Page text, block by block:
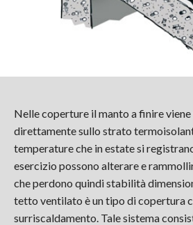
Nelle coperture il manto a finire viene
direttamente sullo strato
temperature che in estate si
esercizio possono alterare e
che perdono quindi stabilità
tetto ventilato è un tipo di copertura
surriscaldamento. Tale sistema